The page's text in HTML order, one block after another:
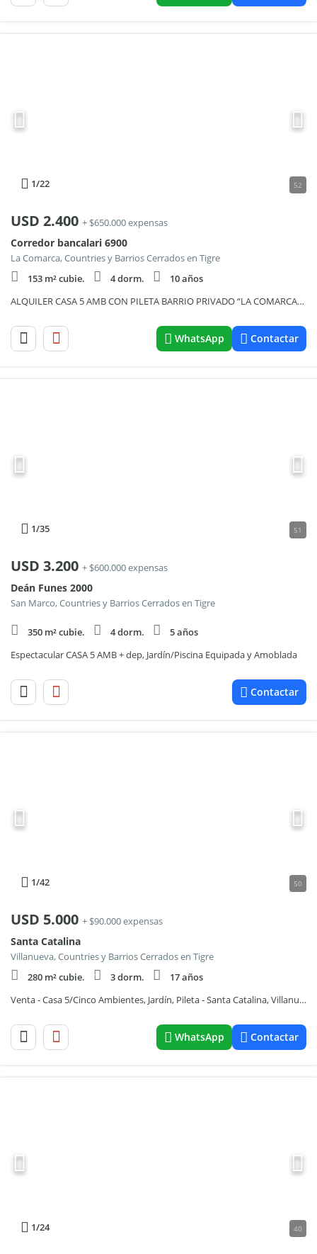
1/22 52
USD 2.400 + $650.000 expensas
Corredor bancalari 6900
La Comarca, Countries y Barrios Cerrados en Tigre
153 m² cubie.
4 dorm.
10 años
ALQUILER CASA 5 AMB CON PILETA BARRIO PRIVADO “LA COMARCA” – TIGRE -
WhatsApp Contactar
1/35 51
USD 3.200 + $600.000 expensas
Deán Funes 2000
San Marco, Countries y Barrios Cerrados en Tigre
350 m² cubie. 4 dorm.
5 años
Espectacular CASA 5 AMB + dep, Jardín/Piscina Equipada y Amoblada
Contactar
1/42 50
USD 5.000 + $90.000 expensas
Santa Catalina
Villanueva, Countries y Barrios Cerrados en Tigre
280 m² cubie.
3 dorm.
17 años
Venta - Casa 5/Cinco Ambientes, Jardín, Pileta - Santa Catalina, Villanueva
WhatsApp Contactar
1/24 40